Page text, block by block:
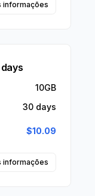
informações
10GB
30 days
$10.09
informações